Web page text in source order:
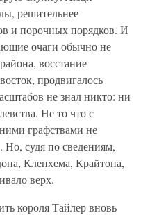
решительнее
и порочных порядков. И
очаги обычно не
восстание
продвигалось
не знал никто: ни
Не то что с
графствами не
Но, судя по сведениям,
Клепхема, Крайтона,
верх.
короля Тайлер вновь